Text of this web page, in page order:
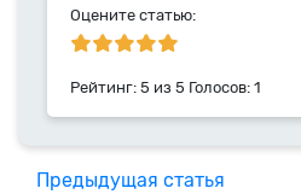
Оцените статью:
Рейтинг: 5 из 5 Голосов: 1
Предыдущая статья